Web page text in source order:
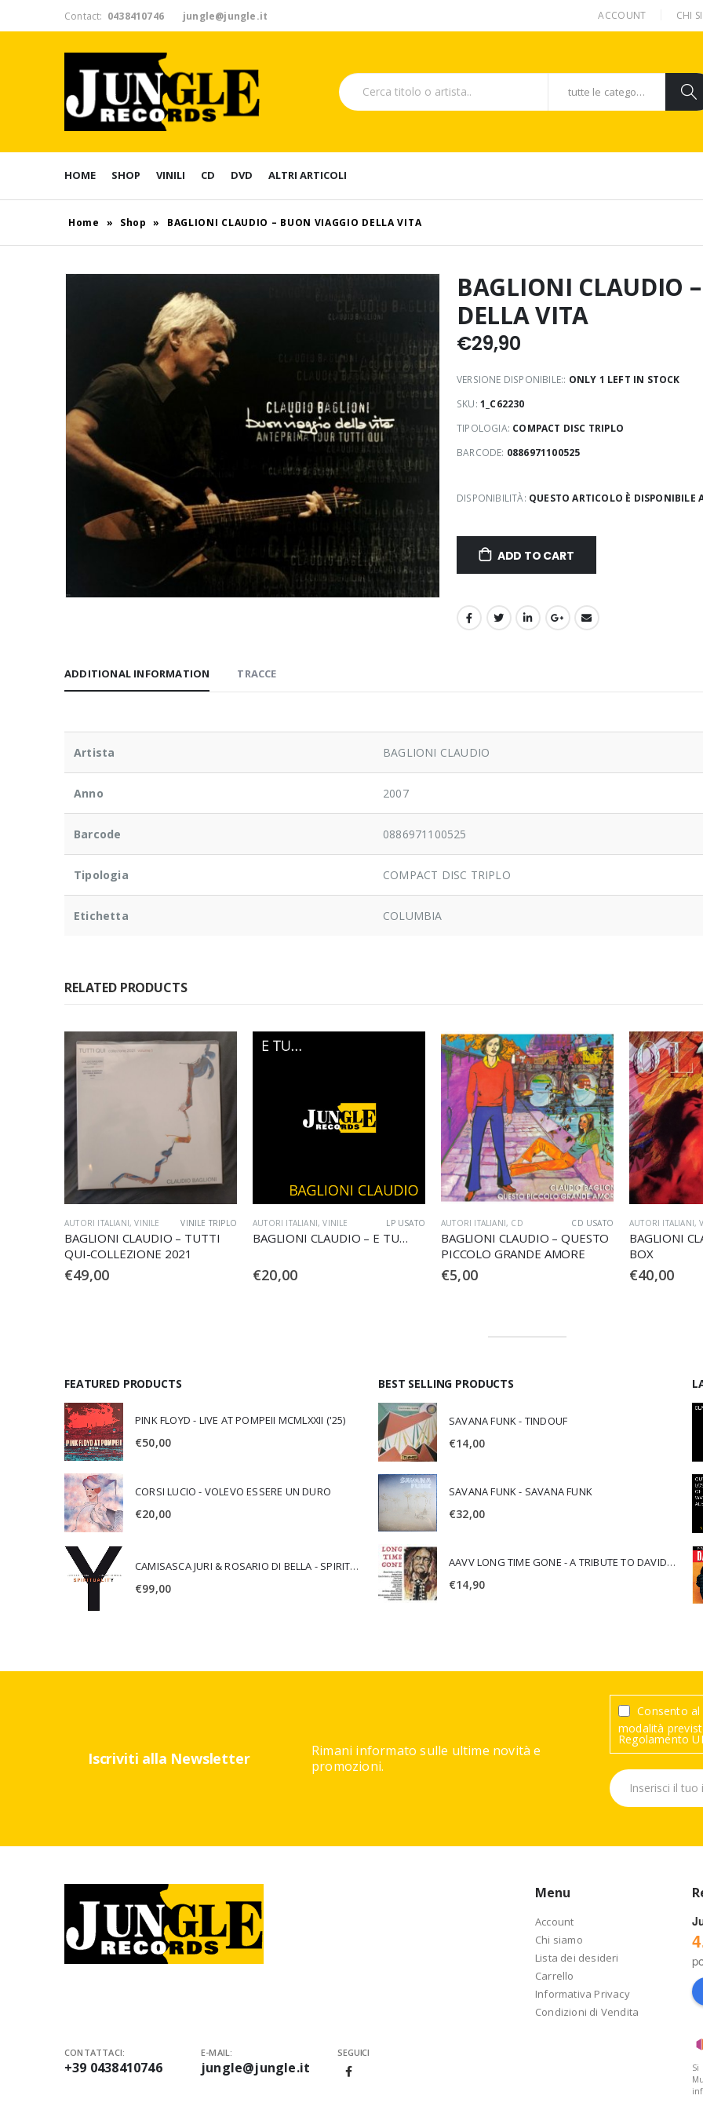
Contact: 0438410746 jungle@jungle.it ACCOUNT CHI
tutte le categorie
HOME SHOP VINILI CD DVD ALTRI ARTICOLI
Home » Shop » BAGLIONI CLAUDIO – BUON VIAGGIO DELLA VITA
BAGLIONI CLAUDIO
DELLA VITA
€29,90
VERSIONE DISPONIBILE:: ONLY 1 LEFT IN STOCK
SKU: 1_C62230
TIPOLOGIA: COMPACT DISC TRIPLO
BARCODE: 0886971100525
DISPONIBILITÀ: QUESTO ARTICOLO È DISPONIBILE
ADD TO CART
ADDITIONAL INFORMATION TRACCE
Artista BAGLIONI CLAUDIO
Anno 2007
Barcode 0886971100525
Tipologia COMPACT DISC TRIPLO
Etichetta COLUMBIA
RELATED PRODUCTS
LP USATO
AUTORI ITALIANI,VINILE
BAGLIONI CLAUDIO – E TU…
€20,00
CD USATO
AUTORI ITALIANI,CD
BAGLIONI CLAUDIO – QUESTO
€5,00
LP USATO
AUTORI ITALIANI, VINILE
BAGLIONI CLAUDIO – OLTRE
BOX
€40,00
AUTORI ITALIANI,
BAGLIONI
€15,00
FEATURED PRODUCTS
PINK FLOYD - LIVE AT POMPEII MCMLXXII ('25)
€50,00
CORSI LUCIO - VOLEVO ESSERE UN DURO
€20,00
CAMISASCA JURI & ROSARIO DI BELLA - SPIRITUALITY
€99,00
BEST SELLING PRODUCTS
SAVANA FUNK - TINDOUF
€14,00
SAVANA FUNK - SAVANA FUNK
€32,00
AAVV LONG TIME GONE - A TRIBUTE TO DAVID CROSBY
€14,90
Iscriviti alla Newsletter
Rimani informato sulle ultime novità e
promozioni.
Consento
modalità
Regolamento
CONTATTACI:
+39 0438410746
E-MAIL:
jungle@jungle.it
SEGUICI
Menu
Account
Chi siamo
Lista dei desideri
Carrello
Informativa Privacy
Condizioni di Vendita
Si